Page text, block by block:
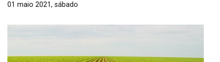
01 maio 2021, sábado